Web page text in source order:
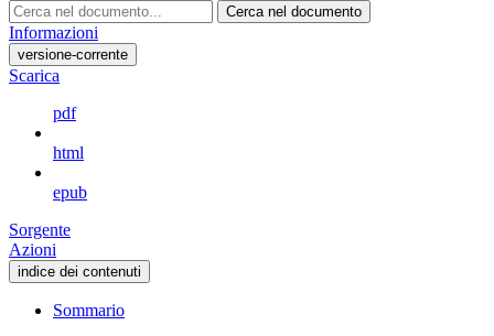
Cerca nel documento
Informazioni
versione-corrente
Scarica
pdf
html
epub
Sorgente
Azioni
indice dei contenuti
Sommario